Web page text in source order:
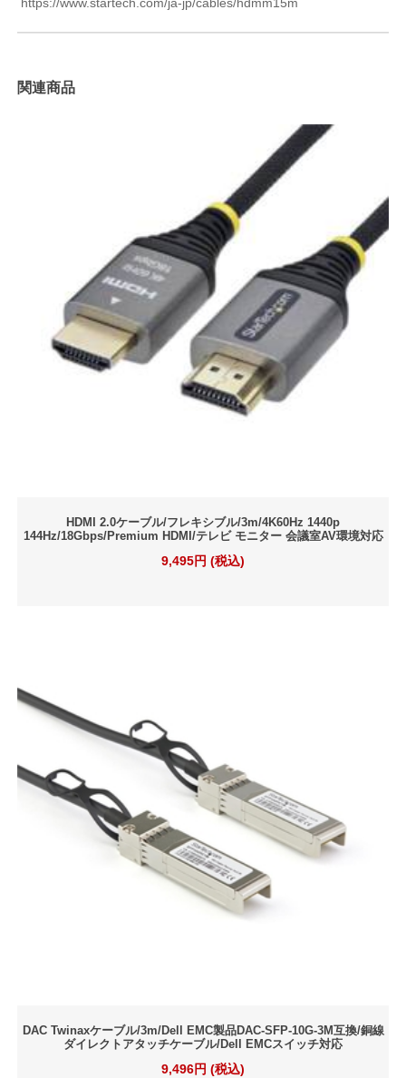
関連商品
HDMI 2.0ケーブル/フレキシブル/3m/4K60Hz 1440p
144Hz/18Gbps/Premium HDMI/テレビ モニター 会議室AV環境対応
9,495円 (税込)
DAC Twinaxケーブル/3m/Dell EMC製品DAC-SFP-10G-3M互換/銅線
ダイレクトアタッチケーブル/Dell EMCスイッチ対応
9,496円 (税込)